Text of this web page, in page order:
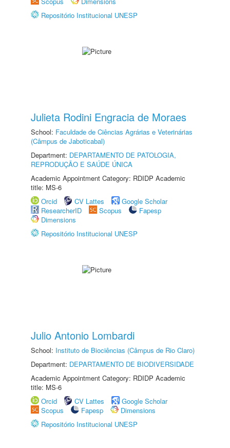
Repositório Institucional UNESP
Julieta Rodini Engracia de Moraes
School: Faculdade de Ciências Agrárias e Veterinárias
(Câmpus de Jaboticabal)
Department: DEPARTAMENTO DE PATOLOGIA,
REPRODUÇÃO E SAÚDE ÚNICA
Academic Appointment Category: RDIDP Academic
title: MS-6
Orcid
CV Lattes
Google Scholar
ResearcherID
Scopus
Fapesp
Dimensions
Repositório Institucional UNESP
Julio Antonio Lombardi
School: Instituto de Biociências (Câmpus de Rio Claro)
Department: DEPARTAMENTO DE BIODIVERSIDADE
Academic Appointment Category: RDIDP Academic
title: MS-6
Orcid
CV Lattes
Google Scholar
Scopus
Fapesp
Dimensions
Repositório Institucional UNESP